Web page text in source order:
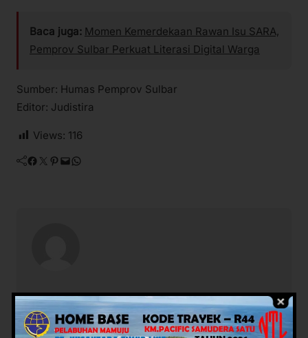
Baca juga: Momen Kemerdekaan Rawan Isu SARA,
Pemprov Sulbar Perkuat Literasi Digital Warga
Sumber: Humas Pemprov Sulbar
Editor: Judistira
Views: 116
Facebook Twitter Pinterest Mail WhatsApp
Potret Rakyat